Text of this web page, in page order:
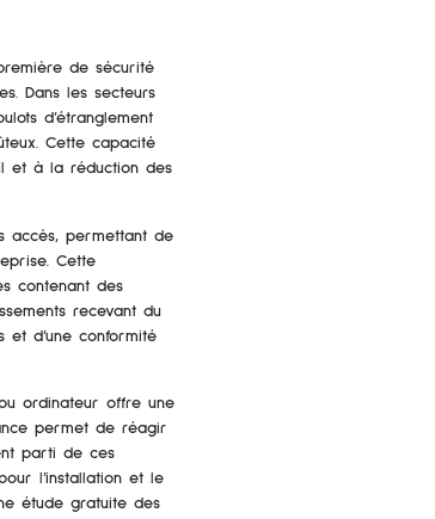
de sécurité
Dans les secteurs
d’étranglement
Cette capacité
et à la réduction des
accès, permettant de
Cette
contenant des
recevant du
et d’une conformité
ordinateur offre une
permet de réagir
parti de ces
l’installation et le
étude gratuite des